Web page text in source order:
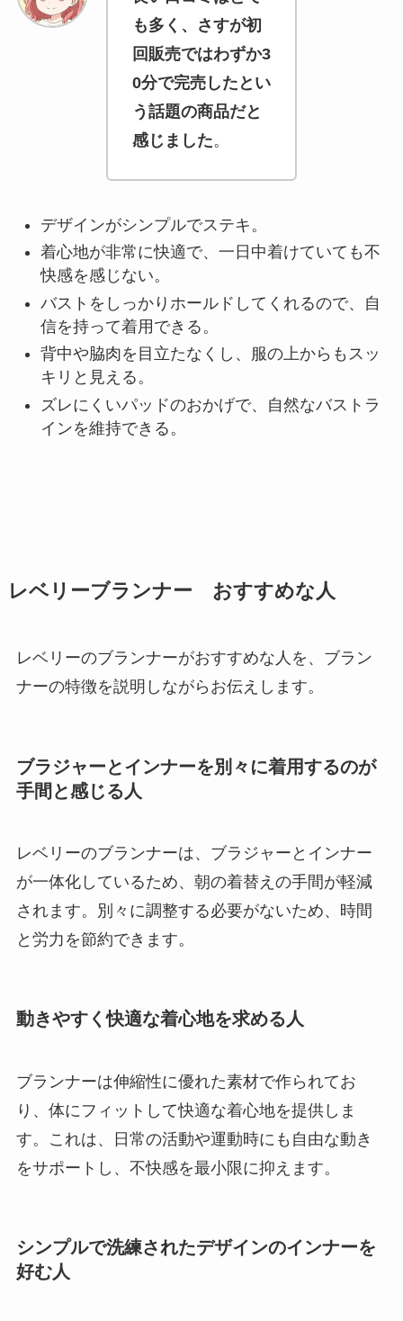
も多く、さすが初
回販売ではわずか3
0分で完売したとい
う話題の商品だと
感じました。
デザインがシンプルでステキ。
着心地が非常に快適で、一日中着けていても不
快感を感じない。
バストをしっかりホールドしてくれるので、自
信を持って着用できる。
背中や脇肉を目立たなくし、服の上からもスッ
キリと見える。
ズレにくいパッドのおかげで、自然なバストラ
インを維持できる。
レベリーブランナー おすすめな人
レベリーのブランナーがおすすめな人を、ブラン
ナーの特徴を説明しながらお伝えします。
ブラジャーとインナーを別々に着用するのが
手間と感じる人
レベリーのブランナーは、ブラジャーとインナー
が一体化しているため、朝の着替えの手間が軽減
されます。別々に調整する必要がないため、時間
と労力を節約できます。
動きやすく快適な着心地を求める人
ブランナーは伸縮性に優れた素材で作られてお
り、体にフィットして快適な着心地を提供しま
す。これは、日常の活動や運動時にも自由な動き
をサポートし、不快感を最小限に抑えます。
シンプルで洗練されたデザインのインナーを
好む人